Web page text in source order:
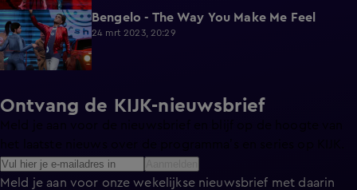
2:10 Bengelo - The Way You Make Me Feel
24 mrt 2023, 20:29
Ontvang de KIJK-nieuwsbrief
Meld je aan voor de nieuwsbrief en blijf op de hoogte van
Meld je aan voor onze wekelijkse nieuwsbrief met daarin